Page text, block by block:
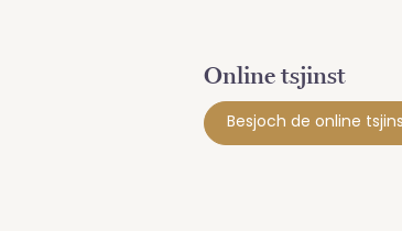
Online tsjinst
Besjoch de online